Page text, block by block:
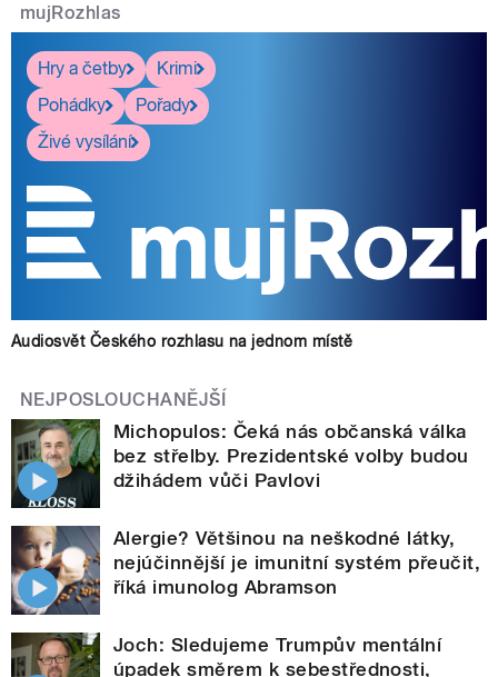
mujRozhlas
Hry a četby
Krimi
Pohádky
Pořady
Živé vysílání
Audiosvět Českého rozhlasu na jednom místě
NEJPOSLOUCHANĚJŠÍ
Michopulos: Čeká nás občanská válka
bez střelby. Prezidentské volby budou
džihádem vůči Pavlovi
Alergie? Většinou na neškodné látky,
nejúčinnější je imunitní systém přeučit,
říká imunolog Abramson
Joch: Sledujeme Trumpův mentální
úpadek směrem k sebestřednosti,